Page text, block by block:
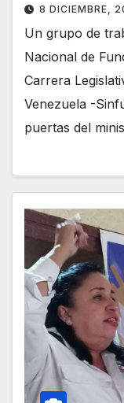
8 DICIEMBRE,
Un grupo de
Nacional de
Carrera
Venezuela -
puertas del